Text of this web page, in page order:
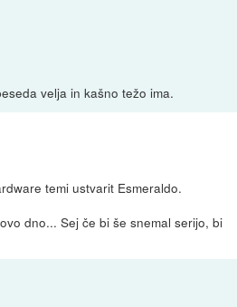
velja in kašno težo ima.
temi ustvarit Esmeraldo.
dno... Sej če bi še snemal serijo, bi